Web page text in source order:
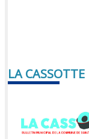
LA CASSOTTE